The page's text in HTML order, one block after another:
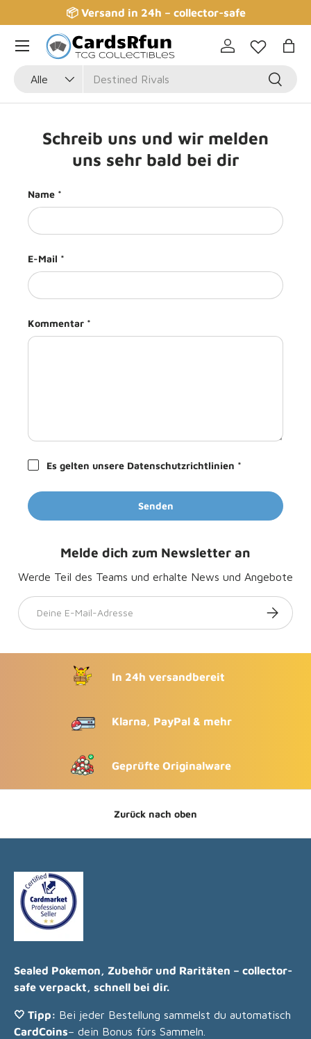
Direkt zum Inhalt
📦 Versand in 24h – collector-safe
Alle Suchen
Einloggen
Schreib uns und wir melden
uns sehr bald bei dir
Name
E-Mail
Kommentar
Es gelten unsere Datenschutzrichtlinien *
Senden
Melde dich zum Newsletter an
Werde Teil des Teams und erhalte News und Angebote
E-Mail
In 24h versandbereit
Klarna, PayPal & mehr
Geprüfte Originalware
Zurück nach oben
Sealed Pokemon, Zubehör und Raritäten – collector-
safe verpackt, schnell bei dir.
🤍 Tipp: Bei jeder Bestellung sammelst du automatisch
CardCoins– dein Bonus fürs Sammeln.